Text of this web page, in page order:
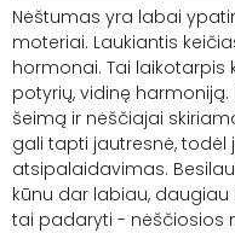
Nėštumas yra labai
moteriai. Laukiantis
hormonai. Tai
potyrių, vidinę
šeimą ir nėščiajai
gali tapti jautresnė,
atsipalaidavimas.
kūnu dar labiau, daugiau
tai padaryti - nėščiosios